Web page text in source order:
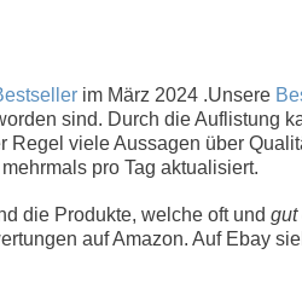
im März 2024 .Unsere
sind. Durch die Auflistung
Regel viele Aussagen über
pro Tag aktualisiert.
die Produkte, welche oft und gut
auf Amazon. Auf Ebay